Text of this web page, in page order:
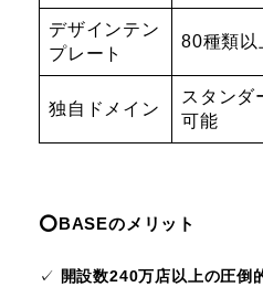
デザインテン
プレート
80種類以
独自ドメイン
スタンダ
可能
⭕️BASEのメリット
✓
開設数240万店以上の圧倒